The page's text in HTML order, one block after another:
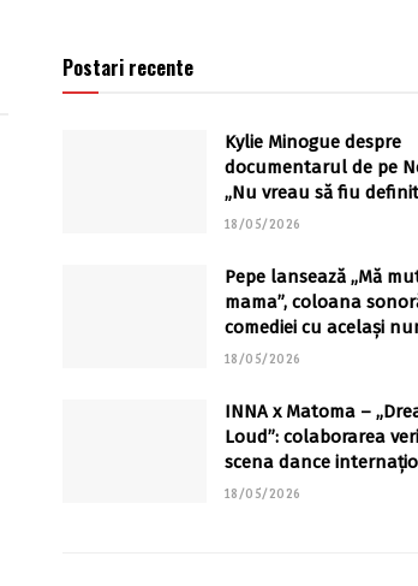
Postari recente
Kylie Minogue despre
documentarul de pe
„Nu vreau să fiu
18/05/2026
Pepe lansează „Mă
mama”, coloana
comediei cu același
18/05/2026
INNA x Matoma –
Loud”: colaborarea
scena dance
18/05/2026